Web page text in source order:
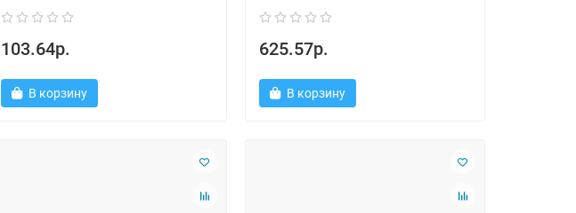
103.64р.
В корзину
625.57р.
В корзину